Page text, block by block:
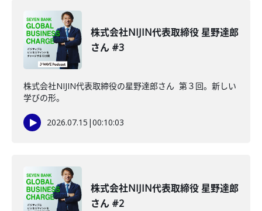
株式会社NIJIN代表取締役 星野達郎
さん #3
株式会社NIJIN代表取締役の星野達郎さん 第３回。新しい
学びの形。
2026.07.15 |00:10:03
株式会社NIJIN代表取締役 星野達郎
さん #2